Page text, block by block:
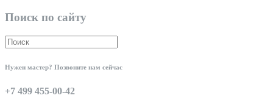
Поиск по сайту
Нужен мастер? Позвоните нам сейчас
+7 499 455-00-42